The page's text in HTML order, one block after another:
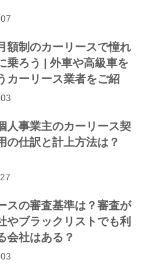
額制のカーリースで憧れ
乗ろう | 外車や高級車を
カーリース業者をご紹
人事業主のカーリース契
の仕訳と計上方法は？
スの審査基準は？審査が
やブラックリストでも利
会社はある？